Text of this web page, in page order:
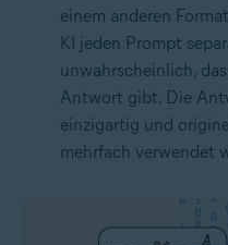
einem anderen
KI jeden Prompt
unwahrscheinlich,
Antwort gibt. Die
einzigartig und
mehrfach verwendet